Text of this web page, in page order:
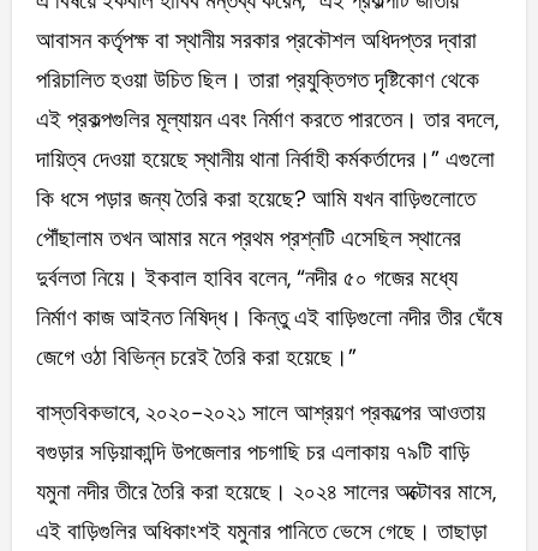
আবাসন কর্তৃপক্ষ বা স্থানীয় সরকার প্রকৌশল অধিদপ্তর দ্বারা
পরিচালিত হওয়া উচিত ছিল। তারা প্রযুক্তিগত দৃষ্টিকোণ থেকে
এই প্রকল্পগুলির মূল্যায়ন এবং নির্মাণ করতে পারতেন। তার বদলে,
দায়িত্ব দেওয়া হয়েছে স্থানীয় থানা নির্বাহী কর্মকর্তাদের।” এগুলো
কি ধসে পড়ার জন্য তৈরি করা হয়েছে? আমি যখন বাড়িগুলোতে
পৌঁছালাম তখন আমার মনে প্রথম প্রশ্নটি এসেছিল স্থানের
দুর্বলতা নিয়ে। ইকবাল হাবিব বলেন, “নদীর ৫০ গজের মধ্যে
নির্মাণ কাজ আইনত নিষিদ্ধ। কিন্তু এই বাড়িগুলো নদীর তীর ঘেঁষে
জেগে ওঠা বিভিন্ন চরেই তৈরি করা হয়েছে।”
বাস্তবিকভাবে, ২০২০-২০২১ সালে আশ্রয়ণ প্রকল্পের আওতায়
বগুড়ার সড়িয়াকান্দি উপজেলার পচগাছি চর এলাকায় ৭৯টি বাড়ি
যমুনা নদীর তীরে তৈরি করা হয়েছে। ২০২৪ সালের অক্টোবর মাসে,
এই বাড়িগুলির অধিকাংশই যমুনার পানিতে ভেসে গেছে। তাছাড়া